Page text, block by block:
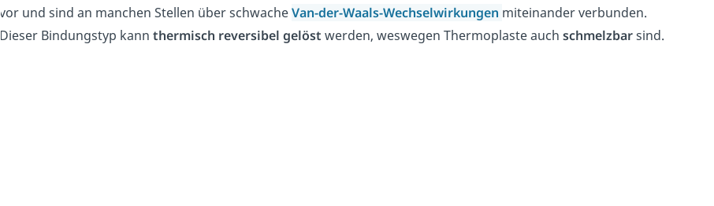
vor und sind an manchen Stellen über schwacheVan-der-Waals-Wechselwirkungen miteinander verbunden.
Dieser Bindungstyp kann thermisch reversibel gelöst werden, weswegen Thermoplaste auch schmelzbarsind.